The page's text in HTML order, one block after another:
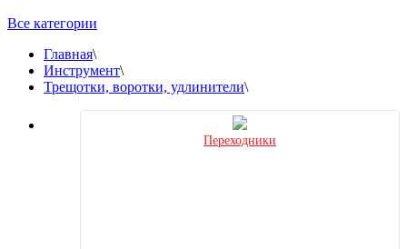
Все категории
Главная\
Инструмент\
Трещотки, воротки, удлинители\
Переходники